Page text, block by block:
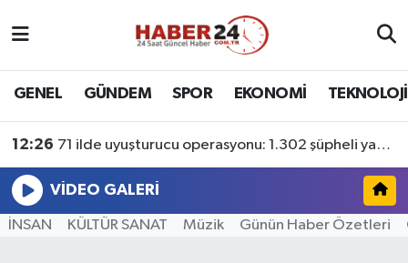
GENEL GÜNDEM SPOR EKONOMİ TEKNOLOJİ
12:26 71 ilde uyuşturucu operasyonu: 1.302 şüpheli yakalandı
VIDEO GALERI
İNSAN KÜLTÜR SANAT Müzik Günün Haber Özetleri
Nöbetçi Eczaneler